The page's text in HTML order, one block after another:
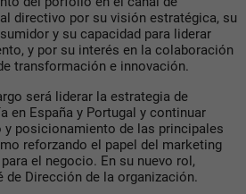
directivo por su visión estratégica, su
y su capacidad para liderar
y por su interés en la colaboración
transformación e innovación.
será liderar la estrategia de
en España y Portugal y continuar
posicionamiento de las principales
reforzando el papel del marketing
el negocio. En su nuevo rol,
Dirección de la organización.